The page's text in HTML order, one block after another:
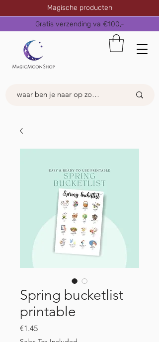
Magische producten
Gratis verzending va €100,-
Spring bucketlist
printable
€1.45Price